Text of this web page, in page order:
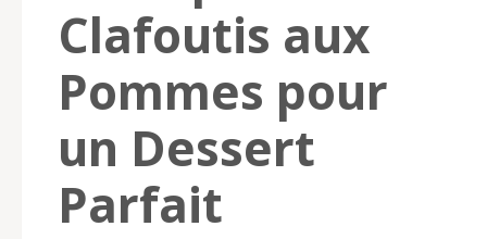
Clafoutis aux
Pommes pour
un Dessert
Parfait